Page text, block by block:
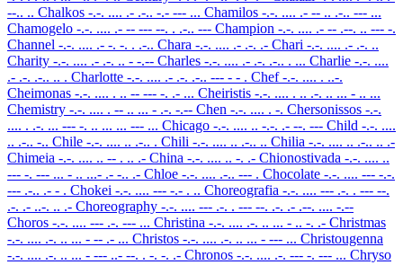
--.. .. Chalkos -.-. .... .- .-.. -.- --- ... Chamilos -.-. .... .- -- .. .-.. --- ...
Chamogelo -.-. .... .- -- --- --. . .-.. --- Champion -.-. .... .- -- .--. .. --- -.
Channel -.-. .... .- -. -. . .-.. Chara -.-. .... .- .-. .- Chari -.-. .... .- .-. ..
Charity -.-. .... .- .-. .. - -.-- Charles -.-. .... .- .-. .-.. . ... Charlie -.-. ....
.- .-. .-.. .. . Charlotte -.-. .... .- .-. .-.. --- - - . Chef-.-. .... . ..-.
Cheimonas -.-. .... . .. -- --- -. .- ... Cheiristis -.-. .... . .. .-. .. ... - .. ...
Chemistry -.-. .... . -- .. ... - .-. -.-- Chen -.-. .... . -. Chersonissos -.-.
.... . .-. ... --- -. .. ... ... --- ... Chicago -.-. .... .. -.-. .- --. --- Child -.-. ....
.. .-.. -.. Chile -.-. .... .. .-.. . Chili -.-. .... .. .-.. .. Chilia -.-. .... .. .-.. .. .-
Chimeia -.-. .... .. -- . .. .- China -.-. .... .. -. .- Chionostivada -.-. .... ..
--- -. --- ... - .. ...- .- -.. .- Chloe -.-. .... .-.. --- . Chocolate -.-. .... --- -.-.
--- .-.. .- - . Chokei -.-. .... --- -.- . .. Choreografia -.-. .... --- .-. . --- --.
.-. .- ..-. .. .- Choreography -.-. .... --- .-. . --- --. .-. .- .--. .... -.--
Choros -.-. .... --- .-. --- ... Christina -.-. .... .-. .. ... - .. -. .- Christmas
-.-. .... .-. .. ... - -- .- ... Christos -.-. .... .-. .. ... - --- ... Christougenna
-.-. .... .-. .. ... - --- ..- --. . -. -. .- Chronos -.-. .... .-. --- -. --- ... Chryso